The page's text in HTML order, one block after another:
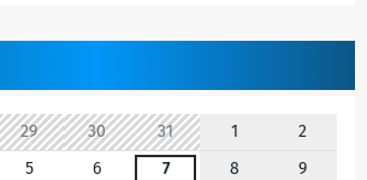
29 30 31 1
2
5 6 7 8
9